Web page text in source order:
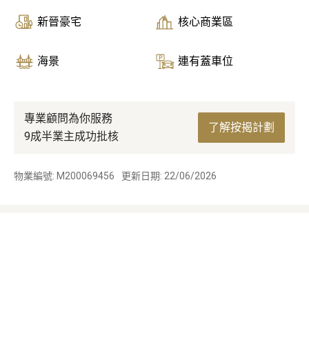
新晉豪宅 核心商業區
海景 連有蓋車位
專業顧問為你服務
9成半業主成功批核
了解按揭計劃
物業編號: M200069456 更新日期: 22/06/2026